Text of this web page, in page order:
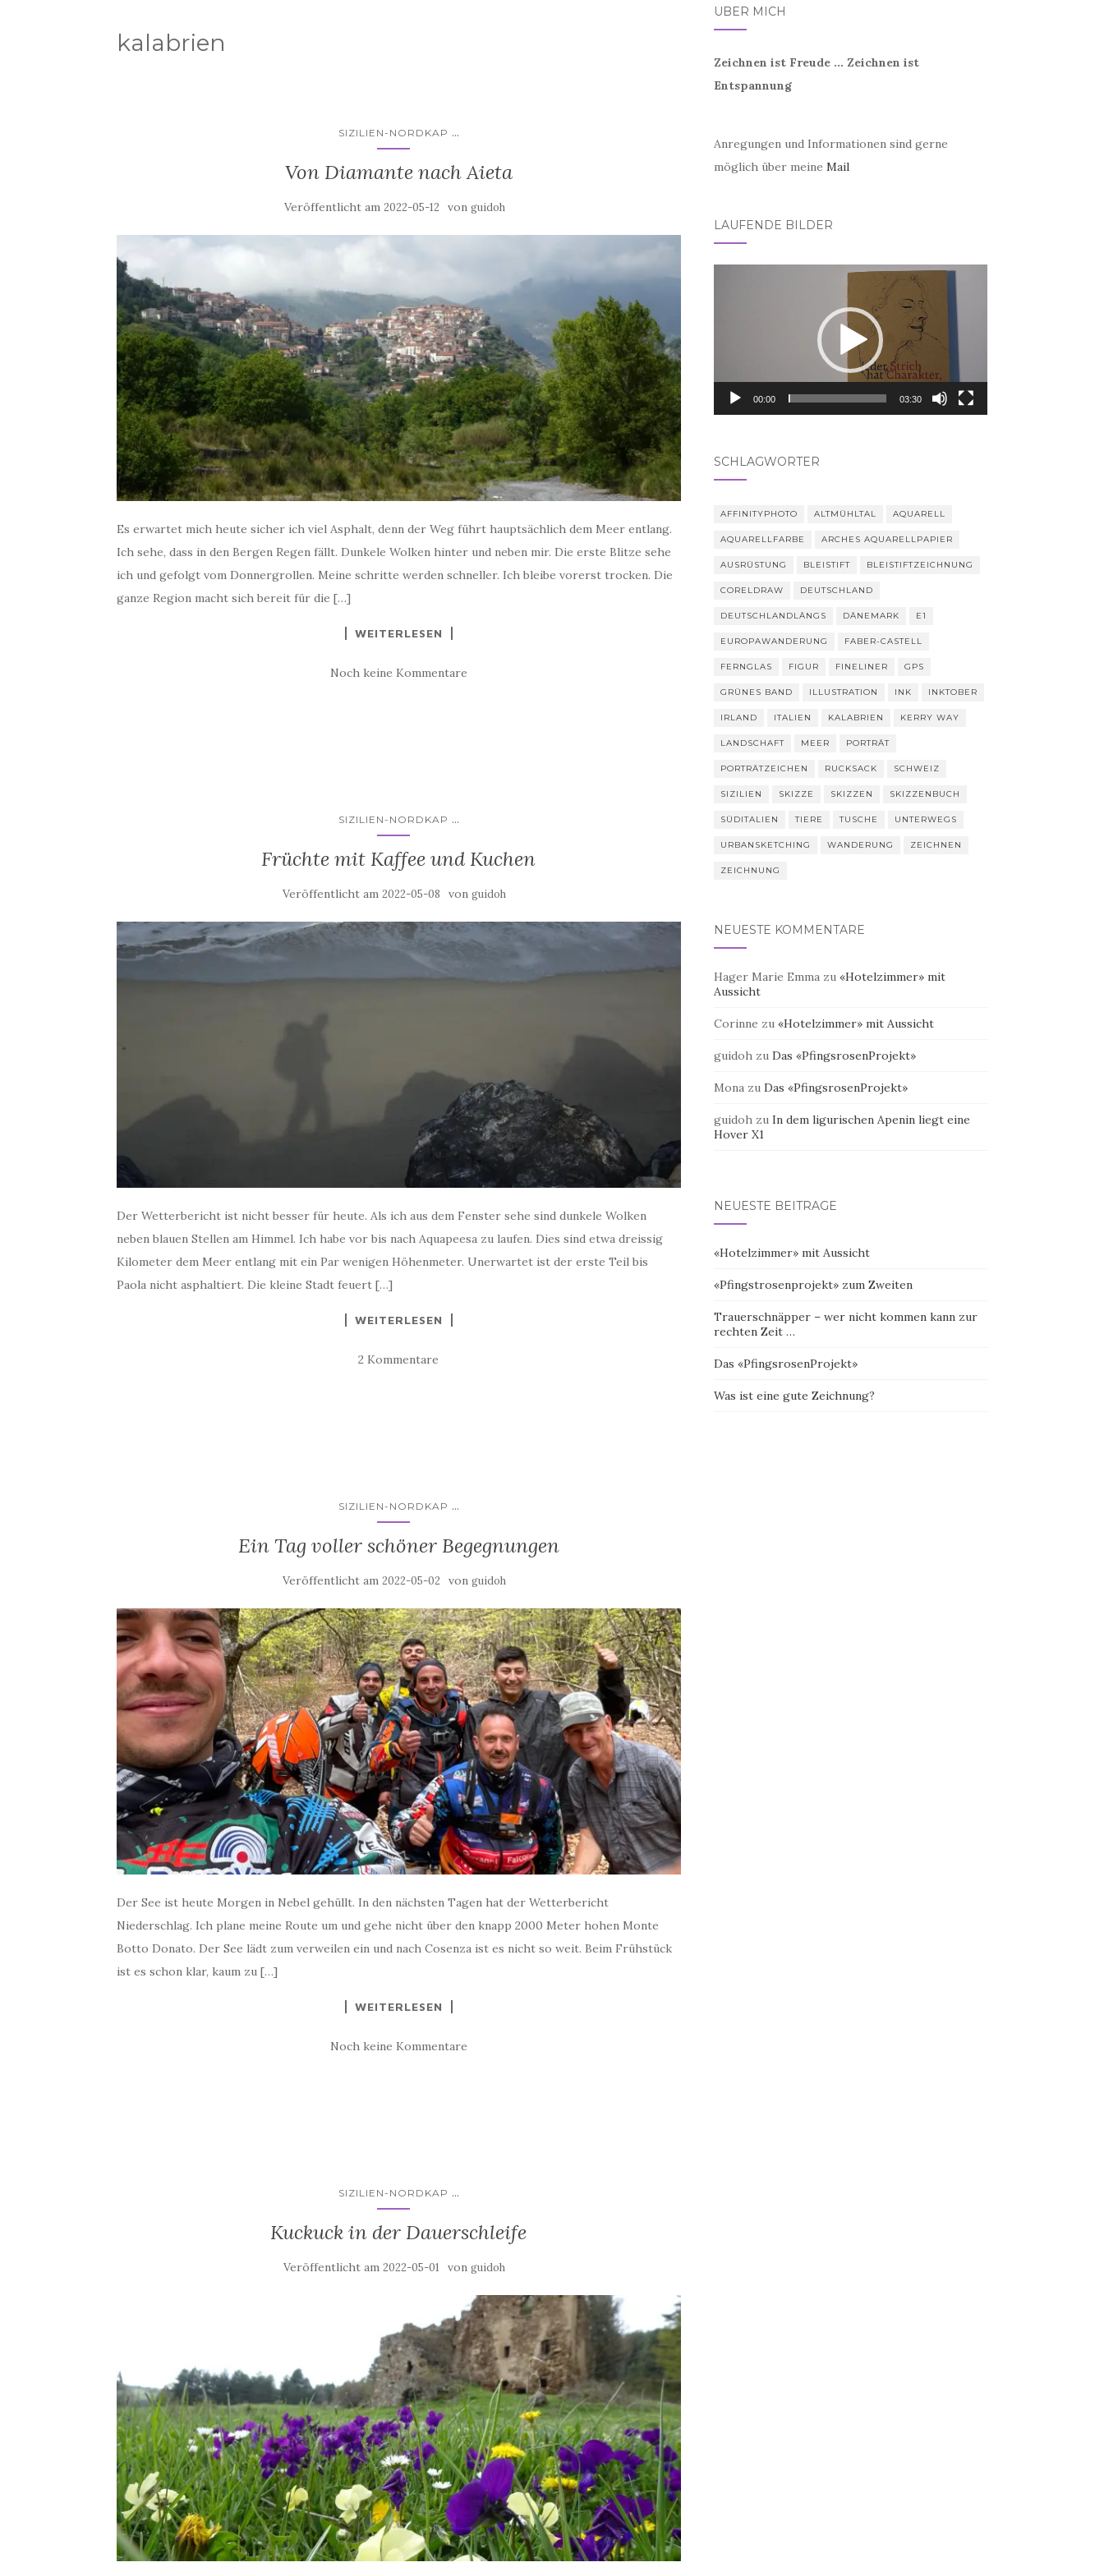
kalabrien
SIZILIEN-NORDKAP ...
Von Diamante nach Aieta
Veröffentlicht am 2022-05-12 von guidoh
Es erwartet mich heute sicher ich viel Asphalt, denn der Weg führt hauptsächlich dem Meer entlang.
Ich sehe, dass in den Bergen Regen fällt. Dunkele Wolken hinter und neben mir. Die erste Blitze sehe
ich und gefolgt vom Donnergrollen. Meine schritte werden schneller. Ich bleibe vorerst trocken. Die
ganze Region macht sich bereit für die […]
WEITERLESEN
Noch keine Kommentare
SIZILIEN-NORDKAP ...
Früchte mit Kaffee und Kuchen
Veröffentlicht am2022-05-08 vonguidoh
Der Wetterbericht ist nicht besser für heute. Als ich aus dem Fenster sehe sind dunkele Wolken
neben blauen Stellen am Himmel. Ich habe vor bis nach Aquapeesa zu laufen. Dies sind etwa dreissig
Kilometer dem Meer entlang mit ein Par wenigen Höhenmeter. Unerwartet ist der erste Teil bis
Paola nicht asphaltiert. Die kleine Stadt feuert […]
WEITERLESEN
2 Kommentare
SIZILIEN-NORDKAP ...
Ein Tag voller schöner Begegnungen
Veröffentlicht am2022-05-02 vonguidoh
Der See ist heute Morgen in Nebel gehüllt. In den nächsten Tagen hat der Wetterbericht
Niederschlag. Ich plane meine Route um und gehe nicht über den knapp 2000 Meter hohen Monte
Botto Donato. Der See lädt zum verweilen ein und nach Cosenza ist es nicht so weit. Beim Frühstück
ist es schon klar, kaum zu […]
WEITERLESEN
Noch keine Kommentare
SIZILIEN-NORDKAP ...
Kuckuck in der Dauerschleife
Veröffentlicht am2022-05-01 vonguidoh
ÜBER MICH
Zeichnen ist Freude ... Zeichnen ist
Entspannung
Anregungen und Informationen sind gerne
möglich über meine Mail
LAUFENDE BILDER
00:00 03:30
SCHLAGWÖRTER
AFFINITYPHOTO ALTMÜHLTAL AQUARELL
AQUARELLFARBE ARCHES AQUARELLPAPIER
AUSRÜSTUNG BLEISTIFT BLEISTIFTZEICHNUNG
CORELDRAW DEUTSCHLAND
DEUTSCHLANDLÄNGS DÄNEMARK E1
EUROPAWANDERUNG FABER-CASTELL
FERNGLAS FIGUR FINELINER GPS
GRÜNES BAND ILLUSTRATION INK INKTOBER
IRLAND ITALIEN KALABRIEN KERRY WAY
LANDSCHAFT MEER PORTRÄT
PORTRÄTZEICHEN RUCKSACK SCHWEIZ
SIZILIEN SKIZZE SKIZZEN SKIZZENBUCH
SÜDITALIEN TIERE TUSCHE UNTERWEGS
URBANSKETCHING WANDERUNG ZEICHNEN
ZEICHNUNG
NEUESTE KOMMENTARE
Hager Marie Emmazu «Hotelzimmer» mit
Aussicht
Corinne zu «Hotelzimmer» mit Aussicht
guidohzu Das «PfingsrosenProjekt»
Monazu Das «PfingsrosenProjekt»
guidohzu In dem ligurischen Apenin liegt eine
Hover X1
NEUESTE BEITRÄGE
«Hotelzimmer» mit Aussicht
«Pfingstrosenprojekt» zum Zweiten
Trauerschnäpper – wer nicht kommen kann zur
rechten Zeit …
Das «PfingsrosenProjekt»
Was ist eine gute Zeichnung?